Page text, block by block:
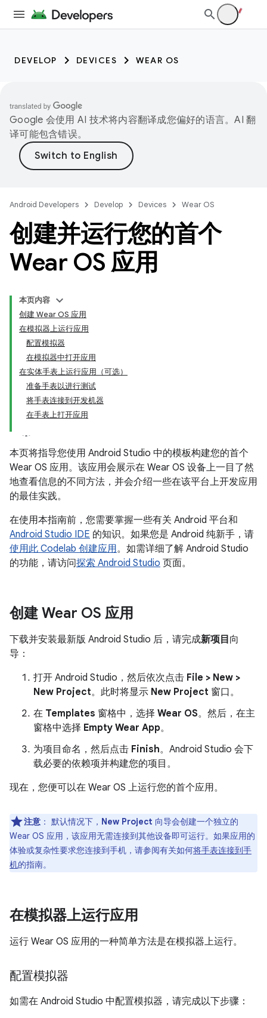
DEVELOP DEVICES WEAR OS
Google 会使用 AI 技术将内容翻译成您偏好的语言。AI 翻
译可能包含错误。
Android Developers Develop Devices Wear OS
创建并运行您的首个
Wear OS 应用
本页内容
创建 Wear OS 应用
在模拟器上运行应用
配置模拟器
在模拟器中打开应用
在实体手表上运行应用（可选）
准备手表以进行测试
将手表连接到开发机器
在手表上打开应用
本页将指导您使用 Android Studio 中的模板构建您的首个
Wear OS 应用。该应用会展示在 Wear OS 设备上一目了然
地查看信息的不同方法，并会介绍一些在该平台上开发应用
的最佳实践。
在使用本指南前，您需要掌握一些有关 Android 平台和
Android Studio IDE 的知识。如果您是 Android 纯新手，请
使用此 Codelab 创建应用。如需详细了解 Android Studio
的功能，请访问探索 Android Studio 页面。
创建 Wear OS 应用
下载并安装最新版 Android Studio 后，请完成新项目 向
导：
打开 Android Studio，然后依次点击 File > New >
New Project。此时将显示 New Project 窗口。
在 Templates 窗格中，选择 Wear OS。然后，在主
窗格中选择 Empty Wear App。
为项目命名，然后点击 Finish。Android Studio 会下
载必要的依赖项并构建您的项目。
现在，您便可以在 Wear OS 上运行您的首个应用。
注意 ： 默认情况下， New Project 向导会创建一个独立的
Wear OS 应用，该应用无需连接到其他设备即可运行。如果应用的
体验或复杂性要求您连接到手机，请参阅有关如何将手表连接到手
机的指南。
在模拟器上运行应用
运行 Wear OS 应用的一种简单方法是在模拟器上运行。
配置模拟器
如需在 Android Studio 中配置模拟器，请完成以下步骤：